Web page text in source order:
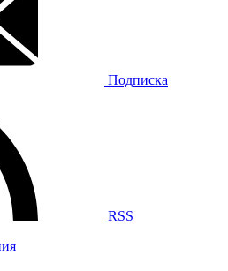
Подписка
RSS